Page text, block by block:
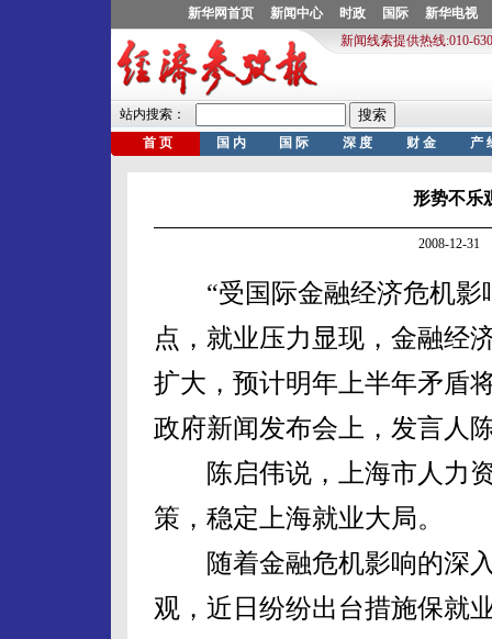
形势不乐
2008-12-31
“受国际金融经济危机影
点，就业压力显现，金融经
扩大，预计明年上半年矛盾
政府新闻发布会上，发言人
陈启伟说，上海市人力资
策，稳定上海就业大局。
随着金融危机影响的深入
观，近日纷纷出台措施保就